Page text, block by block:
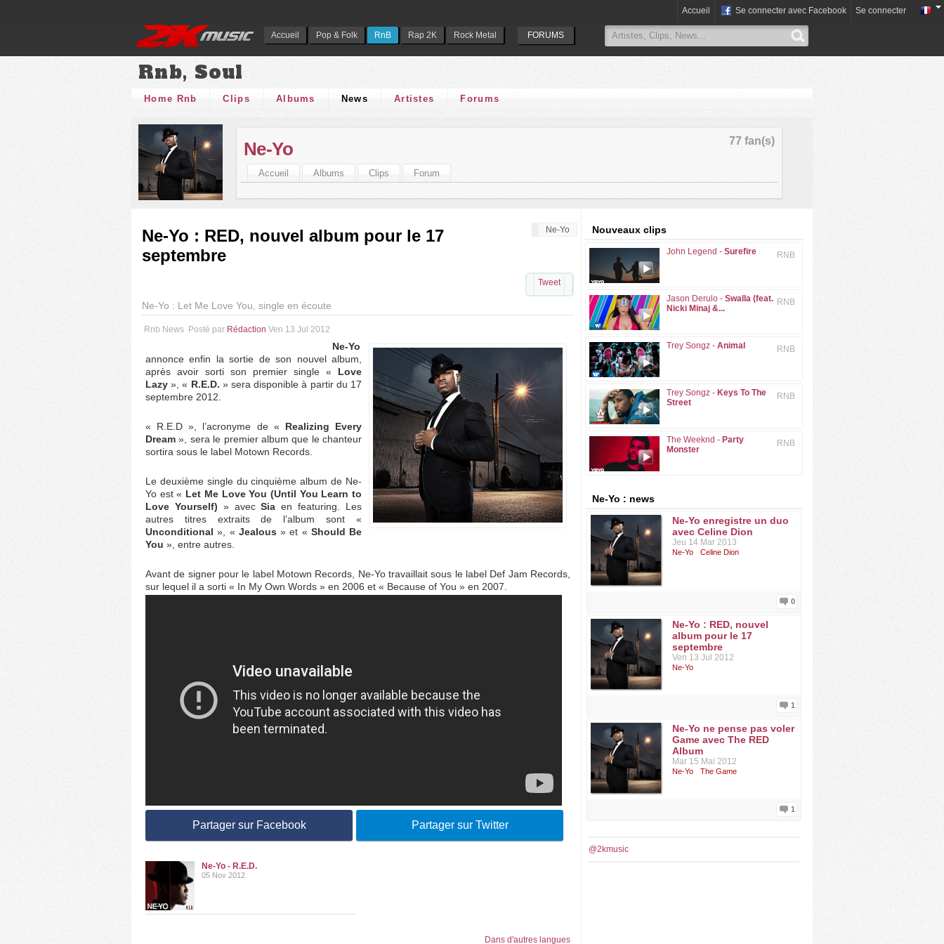
Accueil Pop & Folk RnB Rap 2K Rock Metal FORUMS
Accueil Se connecter avec Facebook Se connecter
Rnb, Soul
Home Rnb Clips Albums News Artistes Forums
77 fan(s)
Ne-Yo
Accueil Albums Clips Forum
Ne-Yo
Ne-Yo : RED, nouvel album pour le 17
septembre
Tweet
Ne-Yo : Let Me Love You, single en écoute
Rnb News Posté par Rédaction Ven 13 Jul 2012
Ne-Yo
annonce enfin la sortie de son nouvel album,
après avoir sorti son premier single « Love
Lazy », « R.E.D. » sera disponible à partir du 17
septembre 2012.
« R.E.D », l’acronyme de « Realizing Every
Dream», sera le premier album que le chanteur
sortira sous le label Motown Records.
Le deuxième single du cinquième album de Ne-
Yo est « Let Me Love You (Until You Learn to
Love Yourself) » avecSia en featuring. Les
autres titres extraits de l’album sont «
Unconditional », « Jealous » et « Should Be
You », entre autres.
Avant de signer pour le label Motown Records, Ne-Yo travaillait sous le label Def Jam Records,
sur lequel il a sorti « In My Own Words » en 2006 et « Because of You » en 2007.
Partager sur Facebook Partager sur Twitter
Ne-Yo - R.E.D.
05 Nov 2012
Dans d'autres langues
Nouveaux clips
RNB
John Legend - Surefire
RNB
Jason Derulo - Swalla (feat.
Nicki Minaj &...
RNB
Trey Songz - Animal
RNB
Trey Songz - Keys To The
Street
RNB
The Weeknd - Party
Monster
Ne-Yo : news
Ne-Yo enregistre un duo
avec Celine Dion
Jeu 14 Mar 2013
Ne-Yo Celine Dion
0
Ne-Yo : RED, nouvel
album pour le 17
septembre
Ven 13 Jul 2012
Ne-Yo
1
Ne-Yo ne pense pas voler
Game avec The RED
Album
Mar 15 Mai 2012
Ne-Yo The Game
1
@2kmusic